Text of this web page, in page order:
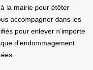
la mairie pour étêter
accompagner dans les
pour enlever n’importe
d’endommagement